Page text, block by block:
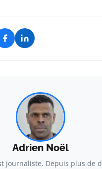
Adrien Noël
journaliste. Depuis plus de